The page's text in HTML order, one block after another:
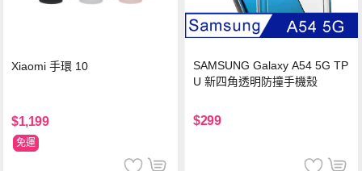
Xiaomi 手環 10
$1,199
免運
SAMSUNG Galaxy A54 5G TP
U 新四角透明防撞手機殼
$299